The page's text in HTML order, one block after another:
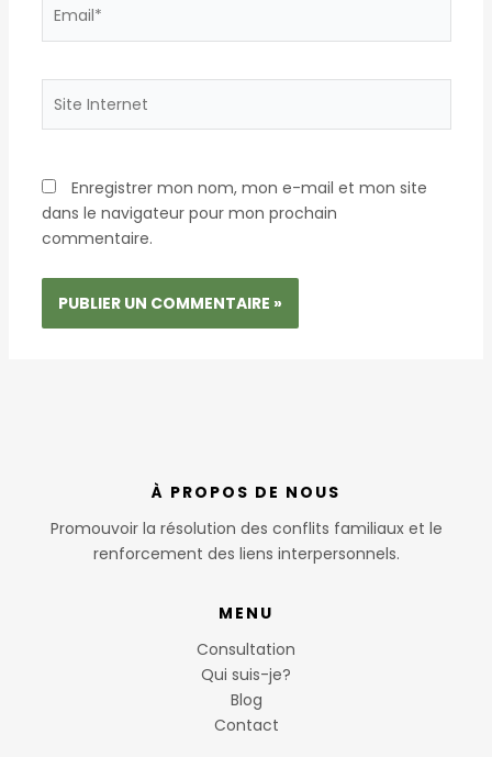
Internet
Enregistrer mon nom, mon e-mail et mon site
dans le navigateur pour mon prochain
commentaire.
À PROPOS DE NOUS
Promouvoir la résolution des conflits familiaux et le
renforcement des liens interpersonnels.
MENU
Consultation
Qui suis-je?
Blog
Contact